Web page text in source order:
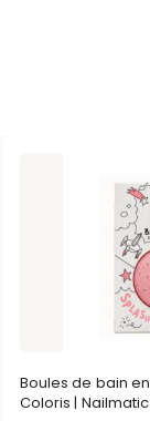
Boules de bain
Coloris |